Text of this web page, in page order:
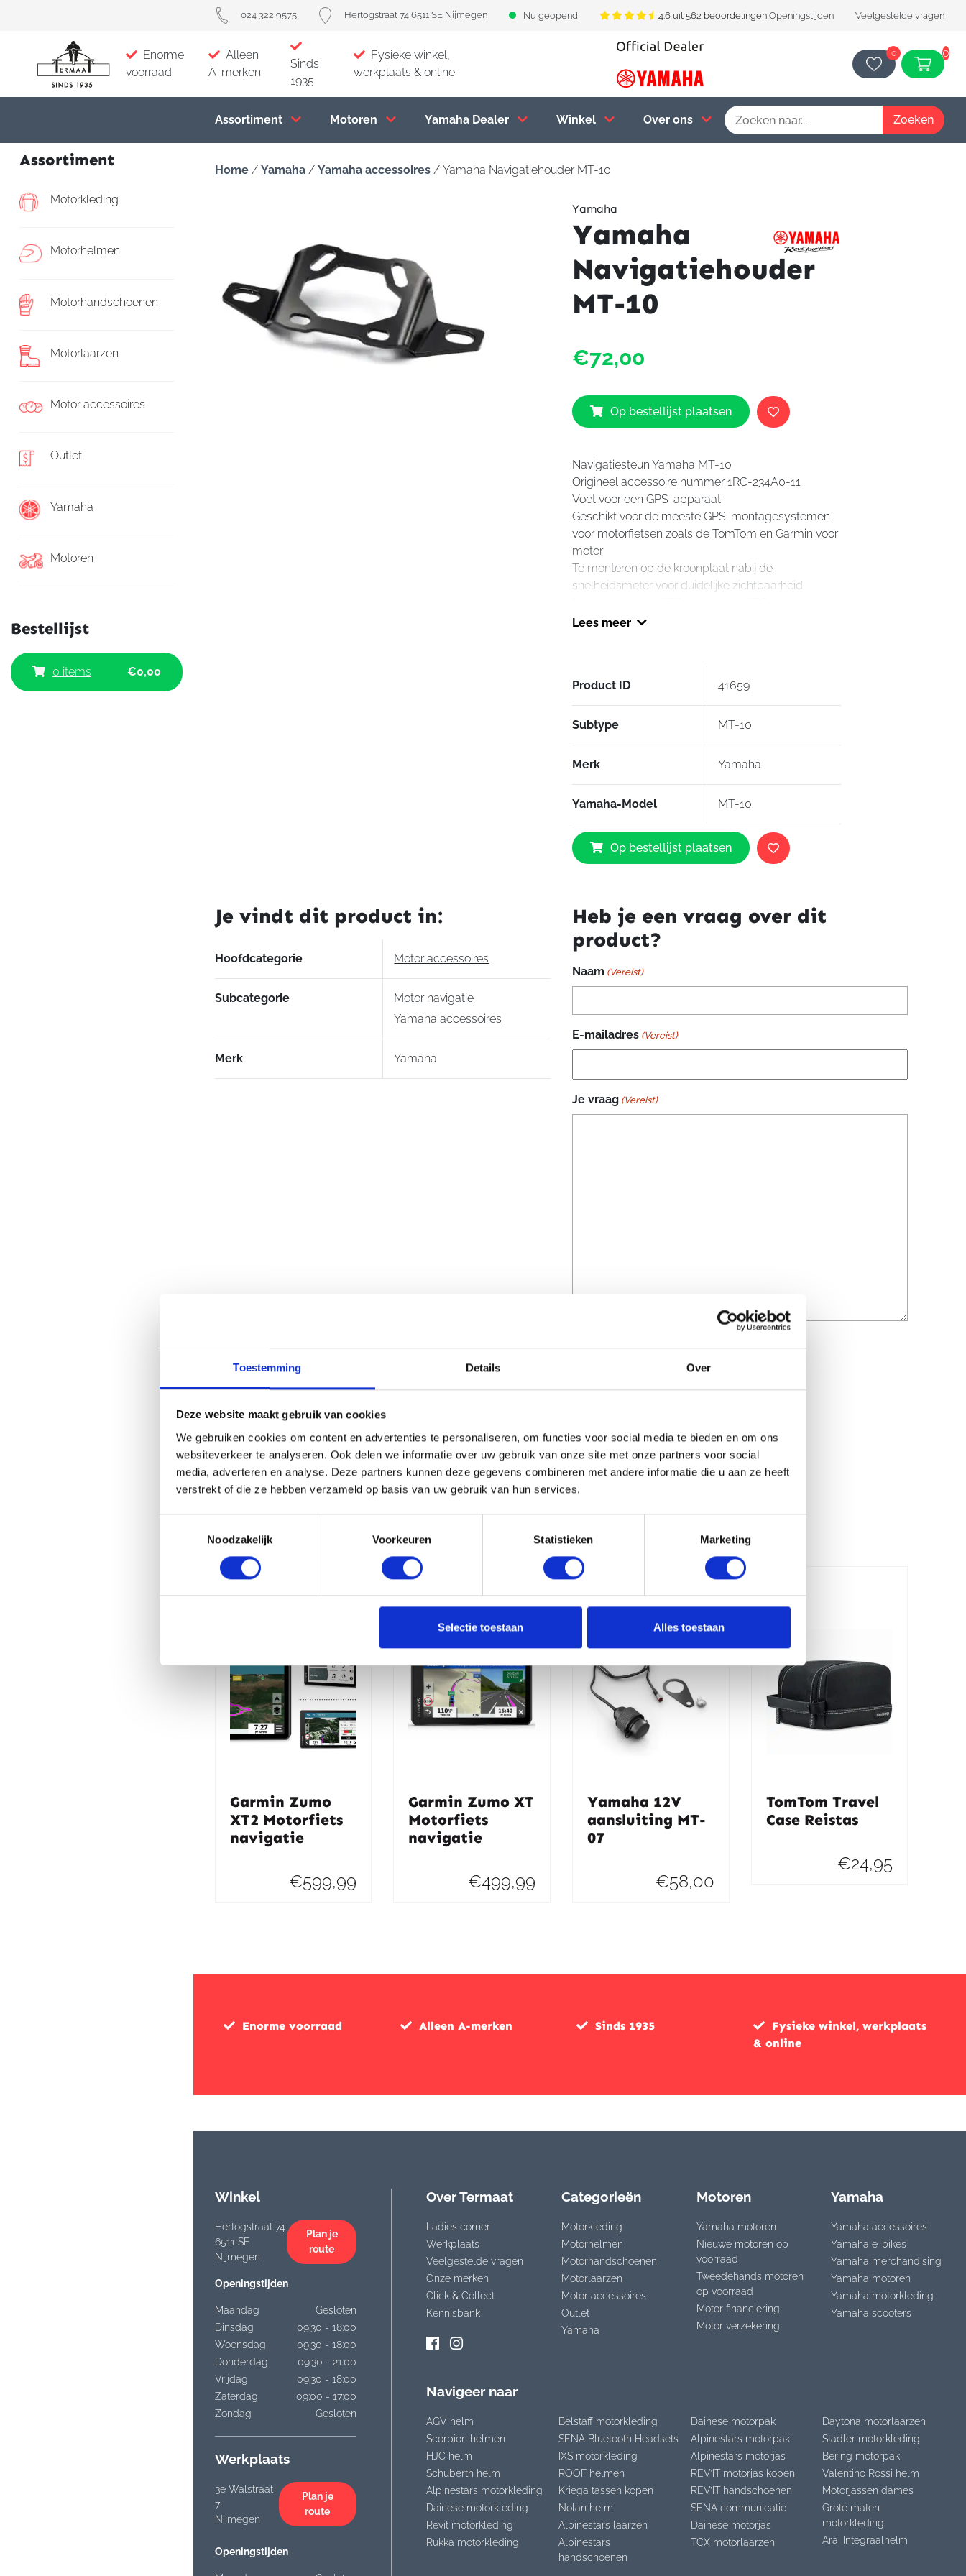
Toestemming Details Over
Deze website maakt gebruik van cookies
We gebruiken cookies om content en advertenties te personaliseren, om functies voor social media te bieden en om ons
websiteverkeer te analyseren. Ook delen we informatie over uw gebruik van onze site met onze partners voor social
media, adverteren en analyse. Deze partners kunnen deze gegevens combineren met andere informatie die u aan ze heeft
verstrekt of die ze hebben verzameld op basis van uw gebruik van hun services.
Noodzakelijk
Voorkeuren Statistieken Marketing
Selectie toestaan Alles toestaan
024 322 9575 Hertogstraat 74 6511 SE Nijmegen Nu geopend 4.6 uit 562 beoordelingen Openingstijden Veelgestelde vragen
Enorme
voorraad
Alleen
A-merken
Sinds
1935
Fysieke winkel,
werkplaats & online
0 0
Assortiment Motoren Yamaha Dealer Winkel Over ons
Assortiment
Motorkleding
Motorhelmen
Motorhandschoenen
Motorlaarzen
Motor accessoires
Outlet
Yamaha
Motoren
Bestellijst
0 items €0,00
Home/ Yamaha/ Yamaha accessoires/ Yamaha Navigatiehouder MT-10
Yamaha
Yamaha
Navigatiehouder
MT-10
€72,00
Op bestellijst plaatsen
Navigatiesteun Yamaha MT-10
Origineel accessoire nummer 1RC-234A0-11
Voet voor een GPS-apparaat.
Geschikt voor de meeste GPS-montagesystemen
voor motorfietsen zoals de TomTom en Garmin voor
motor
Te monteren op de kroonplaat nabij de
snelheidsmeter voor duidelijke zichtbaarheid
zeer eenvoudig
Lees meer
Product ID 41659
Subtype MT-10
Merk Yamaha
Yamaha-Model MT-10
Yamaha
Navigatiehouder
MT-
Op bestellijst plaatsen
Je vindt dit product in:
Hoofdcategorie Motor accessoires
Subcategorie
Motor navigatie
Yamaha accessoires
Merk Yamaha
Heb je een vraag over dit
product?
Naam (Vereist)
E-mailadres (Vereist)
Je vraag (Vereist)
CAPTCHA
Gerelateerde producten
Garmin Zumo
XT2 Motorfiets
navigatie
€599,99
Garmin Zumo XT
Motorfiets
navigatie
€499,99
Yamaha 12V
aansluiting MT-
07
€58,00
TomTom Travel
Case Reistas
€24,95
Enorme voorraad Alleen A-merken Sinds 1935
Fysieke winkel, werkplaats
& online
Winkel
Hertogstraat 74
6511 SE
Nijmegen
Plan je
route
Openingstijden
Maandag
Gesloten
Dinsdag
09:30 - 18:00
Woensdag
09:30 - 18:00
Donderdag
09:30 - 21:00
Vrijdag
09:30 - 18:00
Zaterdag
09:00 - 17:00
Zondag
Gesloten
Werkplaats
3e Walstraat
7
Nijmegen
Plan je
route
Openingstijden
Over Termaat
Ladies corner
Werkplaats
Veelgestelde vragen
Onze merken
Click & Collect
Kennisbank
Categorieën
Motorkleding
Motorhelmen
Motorhandschoenen
Motorlaarzen
Motor accessoires
Outlet
Yamaha
Motoren
Yamaha motoren
Nieuwe motoren op
voorraad
Tweedehands motoren
op voorraad
Motor financiering
Motor verzekering
Yamaha
Yamaha accessoires
Yamaha e-bikes
Yamaha merchandising
Yamaha motoren
Yamaha motorkleding
Yamaha scooters
Navigeer naar
AGV helm
Scorpion helmen
HJC helm
Schuberth helm
Alpinestars motorkleding
Dainese motorkleding
Revit motorkleding
Rukka motorkleding
Belstaff motorkleding
SENA Bluetooth Headsets
IXS motorkleding
ROOF helmen
Kriega tassen kopen
Nolan helm
Alpinestars laarzen
Alpinestars
handschoenen
Dainese motorpak
Alpinestars motorpak
Alpinestars motorjas
REV’IT motorjas kopen
REV’IT handschoenen
SENA communicatie
Dainese motorjas
TCX motorlaarzen
Daytona motorlaarzen
Stadler motorkleding
Bering motorpak
Valentino Rossi helm
Motorjassen dames
Grote maten
motorkleding
Arai Integraalhelm